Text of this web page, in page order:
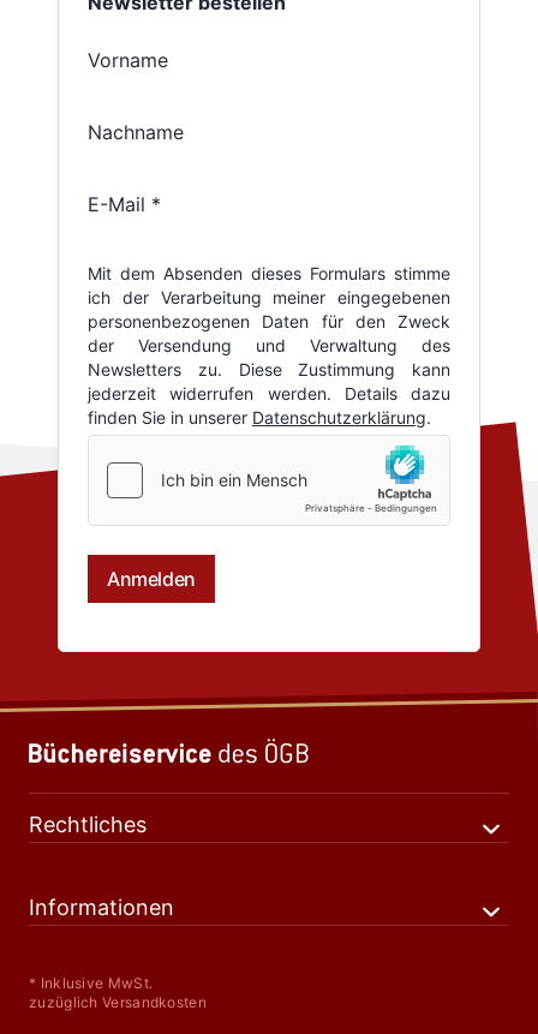
Rechtliches
Informationen
* Inklusive MwSt.
zuzüglich Versandkosten